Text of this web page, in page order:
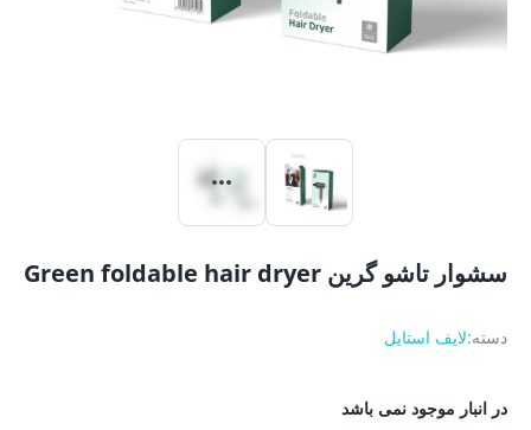
سشوار تاشو گرین Green foldable hair dryer
دسته:لایف استایل
در انبار موجود نمی باشد